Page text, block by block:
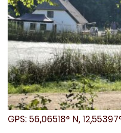
GPS: 56,06518° N,